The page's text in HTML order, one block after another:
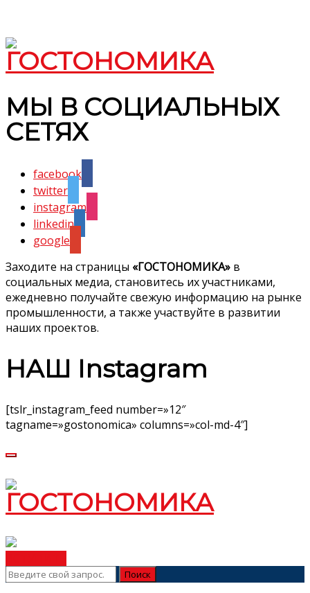
МЫ В СОЦИАЛЬНЫХ
СЕТЯХ
facebook
twitter
instagram
linkedin
google
Заходите на страницы «ГОСТОНОМИКА» в
социальных медиа, становитесь их участниками,
ежедневно получайте свежую информацию на рынке
промышленности, а также участвуйте в развитии
наших проектов.
НАШ Instagram
[tslr_instagram_feed number=»12″
tagname=»gostonomica» columns=»col-md-4″]